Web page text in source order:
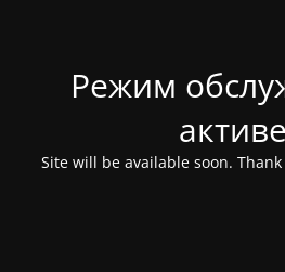
Режим
Site will be available soon.